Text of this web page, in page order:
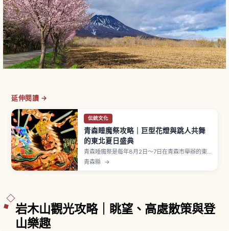
延伸閱讀 →
伝統文化
青森睡魔祭攻略｜巨型花燈與跳人共舞
的東北夏日盛典
青森睡魔祭是每年8月2日〜7日在青森市舉辦的東
北三大祭之一，被指定為國家重要無形民俗文化
財。寬9公尺級、深7公尺級、高5公尺級的巨大睡
青森縣 →
岩木山觀光攻略｜眺望、高處散策與登
山樂趣